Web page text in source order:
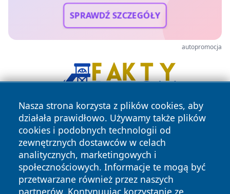
SPRAWDŹ SZCZEGÓŁY
autopromocja
Nasza strona korzysta z plików cookies, aby
działała prawidłowo. Używamy także plików
cookies i podobnych technologii od
zewnętrznych dostawców w celach
analitycznych, marketingowych i
społecznościowych. Informacje te mogą być
przetwarzane również przez naszych
partnerów. Kontynuując korzystanie ze
Copyright © 2026 pulsbydgoszczy.pl Wszystkie prawa